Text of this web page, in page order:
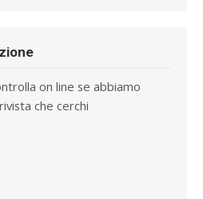
on line se abbiamo
che cerchi